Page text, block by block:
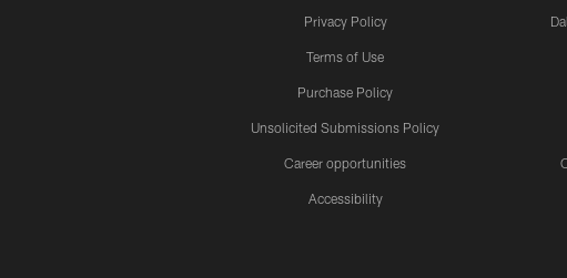
Privacy Policy
Terms of Use
Purchase Policy
Unsolicited Submissions Policy
Career opportunities
Accessibility